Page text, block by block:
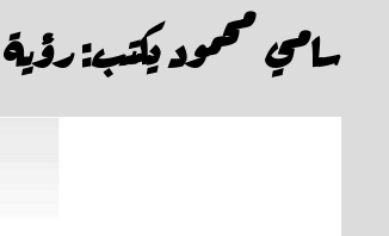
سامي محمود يكتب: رؤية